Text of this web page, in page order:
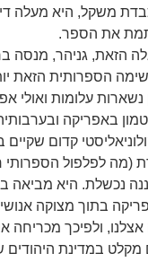
משקל, היא מעלה
את הספר.
הזאת, גניהר, מנסה
הספרותית הזאת
נשארות עלומות ואולי
באפריקה
קדום
(מה לפלפול
נכשלת. היא
בתוך מצוקה
ולפיכך מכריחה
במדינת היהודים